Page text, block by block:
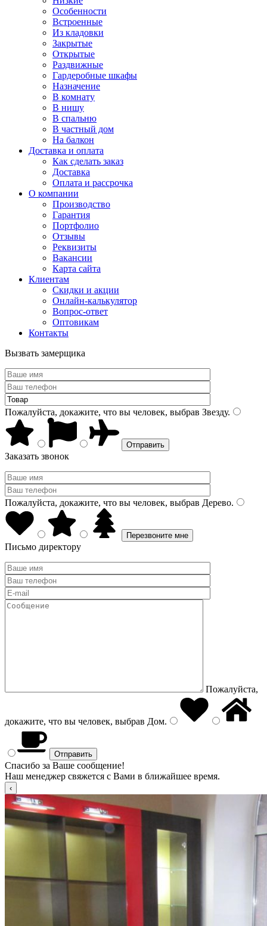
Особенности
Встроенные
Из кладовки
Закрытые
Открытые
Раздвижные
Гардеробные шкафы
Назначение
В комнату
В нишу
В спальню
В частный дом
На балкон
Доставка и оплата
Как сделать заказ
Доставка
Оплата и рассрочка
О компании
Производство
Гарантия
Портфолио
Отзывы
Реквизиты
Вакансии
Карта сайта
Клиентам
Скидки и акции
Онлайн-калькулятор
Вопрос-ответ
Оптовикам
Контакты
Вызвать замерщика
Пожалуйста, докажите, что вы человек, выбрав Звезду.
Заказать звонок
Пожалуйста, докажите, что вы человек, выбрав Дерево.
Письмо директору
Пожалуйста,
докажите, что вы человек, выбрав Дом.
Спасибо за Ваше сообщение!
Наш менеджер свяжется с Вами в ближайшее время.